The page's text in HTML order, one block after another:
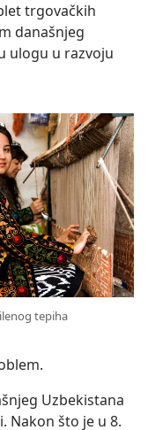
trgovačkih
današnjeg
ulogu u razvoju
tepiha
Uzbekistana
Nakon što je u 8.